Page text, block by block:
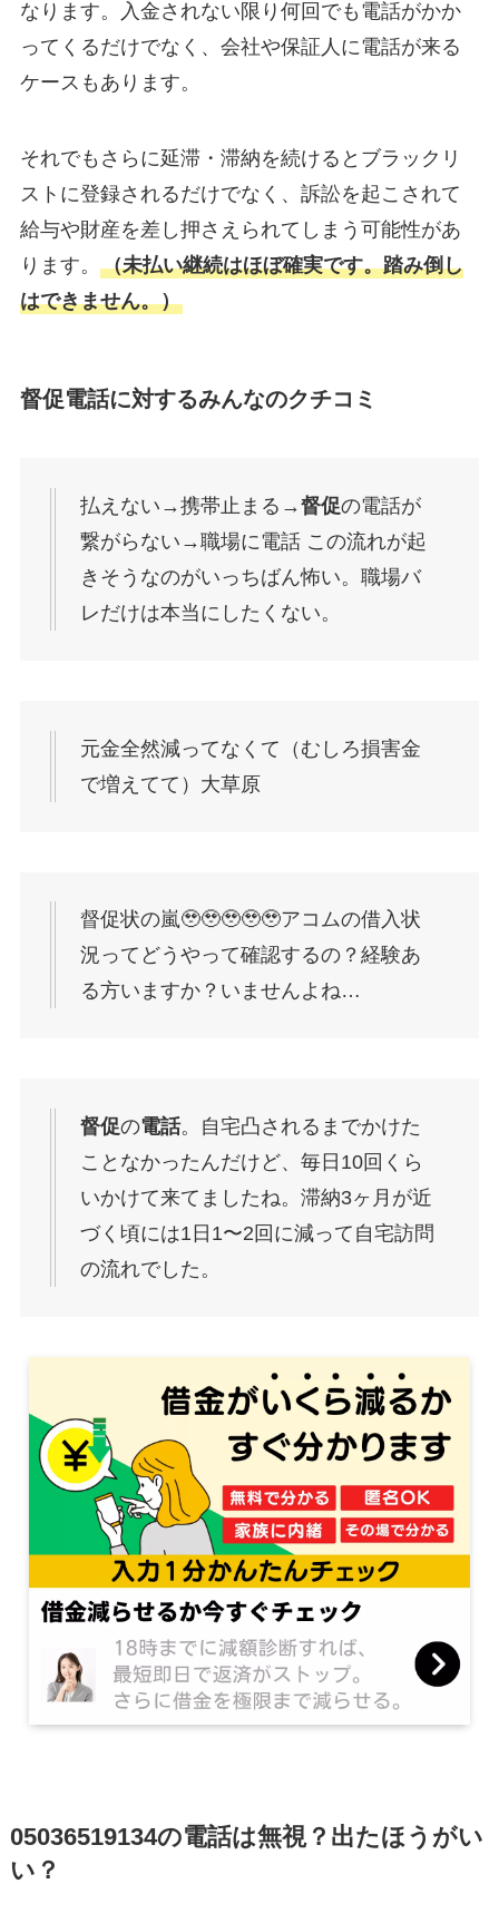
なります。入金されない限り何回でも電話がかか
ってくるだけでなく、会社や保証人に電話が来る
ケースもあります。
それでもさらに延滞・滞納を続けるとブラックリ
ストに登録されるだけでなく、訴訟を起こされて
給与や財産を差し押さえられてしまう可能性があ
ります。 （未払い継続はほぼ確実です。踏み倒し
はできません。）
督促電話に対するみんなのクチコミ
払えない→携帯止まる→督促の電話が
繋がらない→職場に電話 この流れが起
きそうなのがいっちばん怖い。職場バ
レだけは本当にしたくない。
元金全然減ってなくて（むしろ損害金
で増えてて）大草原
督促状の嵐🥹🥹🥹🥹🥹アコムの借入状
況ってどうやって確認するの？経験あ
る方いますか？いませんよね…
督促の電話。自宅凸されるまでかけた
ことなかったんだけど、毎日10回くら
いかけて来てましたね。滞納3ヶ月が近
づく頃には1日1〜2回に減って自宅訪問
の流れでした。
05036519134の電話は無視？出たほうがい
い？